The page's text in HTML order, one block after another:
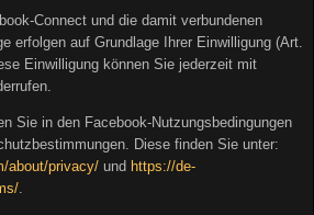
Connect und die damit verbundenen
erfolgen auf Grundlage Ihrer Einwilligung (Art.
Einwilligung können Sie jederzeit mit
Sie in den Facebook-Nutzungsbedingungen
Diese finden Sie unter:
about/privacy/ und https://de-
.